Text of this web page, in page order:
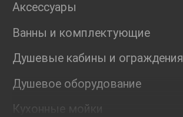
Аксессуары
Ванны и комплектующие
Душевые кабины и ограждения
Душевое оборудование
Кухонные мойки